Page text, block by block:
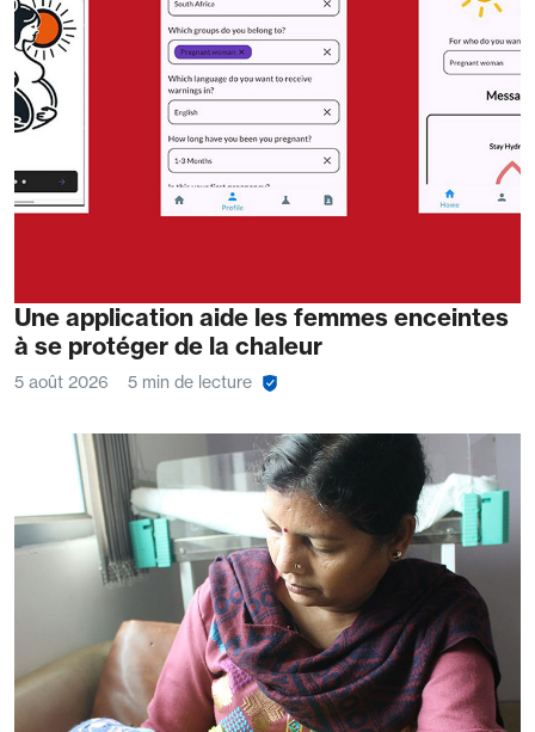
Une application aide les femmes enceintes
à se protéger de la chaleur
5 août 2026 5 min de lecture